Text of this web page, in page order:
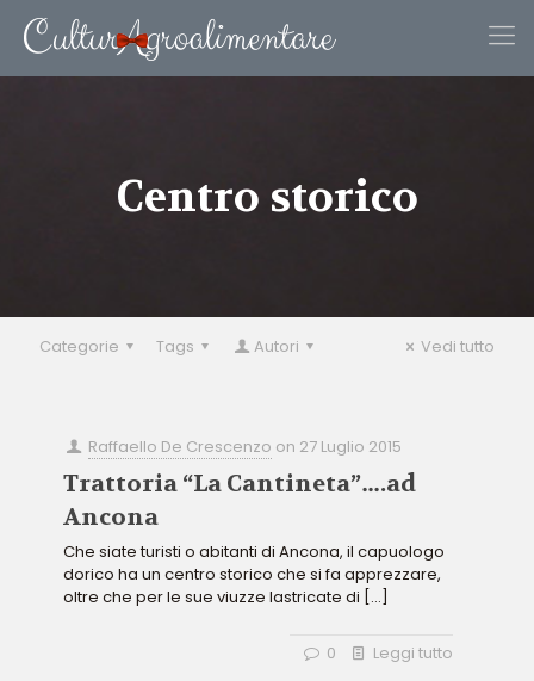
Centro storico
Categorie Tags Autori Vedi tutto
Raffaello De Crescenzo on 27 Luglio 2015
Trattoria “La Cantineta”….ad
Ancona
Che siate turisti o abitanti di Ancona, il capuologo
dorico ha un centro storico che si fa apprezzare,
oltre che per le sue viuzze lastricate di […]
0 Leggi tutto